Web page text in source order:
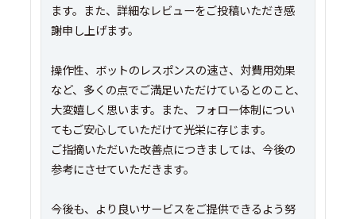
ます。また、詳細なレビューをご投稿いただき感
謝申し上げます。
操作性、ボットのレスポンスの速さ、対費用効果
など、多くの点でご満足いただけているとのこと、
大変嬉しく思います。また、フォロー体制につい
てもご安心していただけて光栄に存じます。
ご指摘いただいた改善点につきましては、今後の
参考にさせていただきます。
今後も、より良いサービスをご提供できるよう努